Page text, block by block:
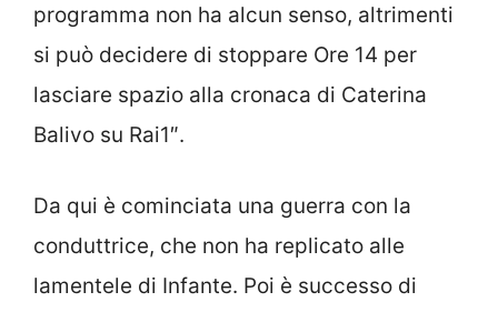
programma non ha alcun senso, altrimenti
si può decidere di stoppare Ore 14 per
lasciare spazio alla cronaca di Caterina
Balivo su Rai1″.
Da qui è cominciata una guerra con la
conduttrice, che non ha replicato alle
lamentele di Infante. Poi è successo di